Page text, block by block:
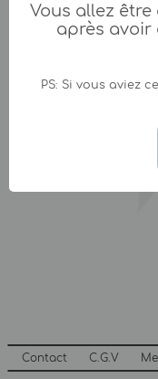
Contact C.G.V
Vous allez
après avoir
PS: Si vous aviez